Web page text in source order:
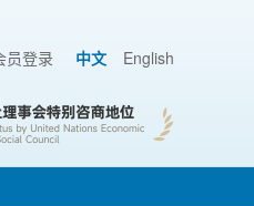
员登录 中文 English